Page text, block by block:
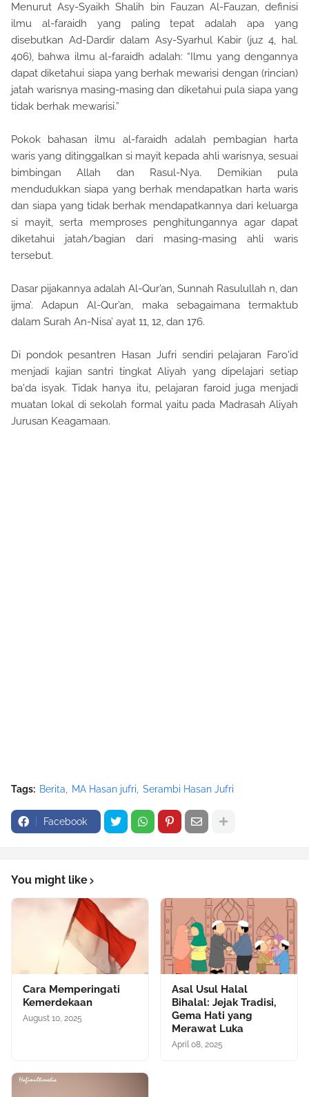
Menurut Asy-Syaikh Shalih bin Fauzan Al-Fauzan, definisi
ilmu al-faraidh yang paling tepat adalah apa yang
disebutkan Ad-Dardir dalam Asy-Syarhul Kabir (juz 4, hal.
406), bahwa ilmu al-faraidh adalah: “Ilmu yang dengannya
dapat diketahui siapa yang berhak mewarisi dengan (rincian)
jatah warisnya masing-masing dan diketahui pula siapa yang
tidak berhak mewarisi.”
Pokok bahasan ilmu al-faraidh adalah pembagian harta
waris yang ditinggalkan si mayit kepada ahli warisnya, sesuai
bimbingan Allah dan Rasul-Nya. Demikian pula
mendudukkan siapa yang berhak mendapatkan harta waris
dan siapa yang tidak berhak mendapatkannya dari keluarga
si mayit, serta memproses penghitungannya agar dapat
diketahui jatah/bagian dari masing-masing ahli waris
tersebut.
Dasar pijakannya adalah Al-Qur’an, Sunnah Rasulullah n, dan
ijma’. Adapun Al-Qur’an, maka sebagaimana termaktub
dalam Surah An-Nisa’ ayat 11, 12, dan 176.
Di pondok pesantren Hasan Jufri sendiri pelajaran Faro'id
menjadi kajian santri tingkat Aliyah yang dipelajari setiap
ba'da isyak. Tidak hanya itu, pelajaran faroid juga menjadi
muatan lokal di sekolah formal yaitu pada Madrasah Aliyah
Jurusan Keagamaan.
Tags: Berita MA Hasan jufri Serambi Hasan Jufri
Facebook
You might like
Cara Memperingati
Kemerdekaan
August 10, 2025
Asal Usul Halal
Bihalal: Jejak Tradisi,
Gema Hati yang
Merawat Luka
April 08, 2025